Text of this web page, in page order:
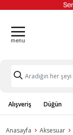
Alışveriş Düğün
Anasayfa Aksesuar